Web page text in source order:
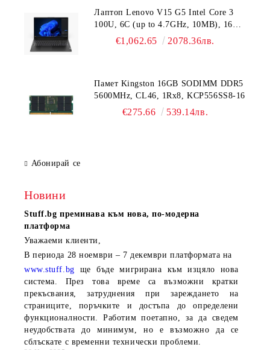
Лаптоп Lenovo V15 G5 Intel Core 3
100U, 6C (up to 4.7GHz, 10MB), 16GB
DDR5-5200, 512GB SSD, 15.6" FHD
€1,062.65 2078.36лв.
Памет Kingston 16GB SODIMM DDR5
5600MHz, CL46, 1Rx8, KCP556SS8-16
€275.66 539.14лв.
Абонирай се
Новини
Stuff.bg преминава към нова, по-модерна
платформа
Уважаеми клиенти,
В периода 28 ноември – 7 декември платформата на
www.stuff.bg ще бъде мигрирана към изцяло нова
система. През това време са възможни кратки
прекъсвания, затруднения при зареждането на
страниците, поръчките и достъпа до определени
функционалности. Работим поетапно, за да сведем
неудобствата до минимум, но е възможно да се
сблъскате с временни технически проблеми.